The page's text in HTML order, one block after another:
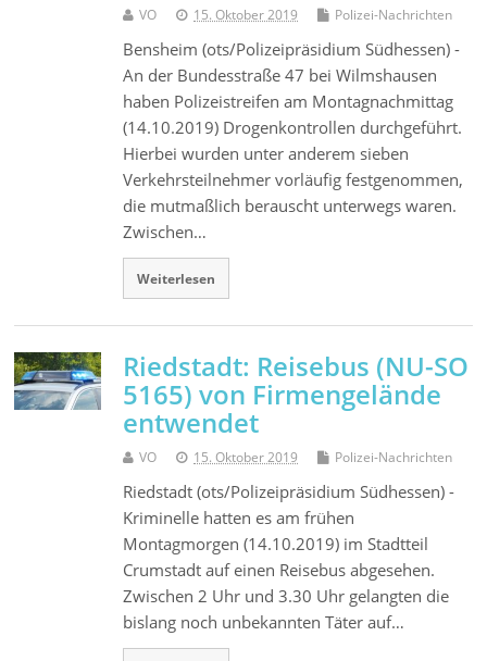
VO 15. Oktober 2019 Polizei-Nachrichten
Bensheim (ots/Polizeipräsidium Südhessen) -
An der Bundesstraße 47 bei Wilmshausen
haben Polizeistreifen am Montagnachmittag
(14.10.2019) Drogenkontrollen durchgeführt.
Hierbei wurden unter anderem sieben
Verkehrsteilnehmer vorläufig festgenommen,
die mutmaßlich berauscht unterwegs waren.
Zwischen…
Weiterlesen
Riedstadt: Reisebus (NU-SO
5165) von Firmengelände
entwendet
VO 15. Oktober 2019 Polizei-Nachrichten
Riedstadt (ots/Polizeipräsidium Südhessen) -
Kriminelle hatten es am frühen
Montagmorgen (14.10.2019) im Stadtteil
Crumstadt auf einen Reisebus abgesehen.
Zwischen 2 Uhr und 3.30 Uhr gelangten die
bislang noch unbekannten Täter auf…